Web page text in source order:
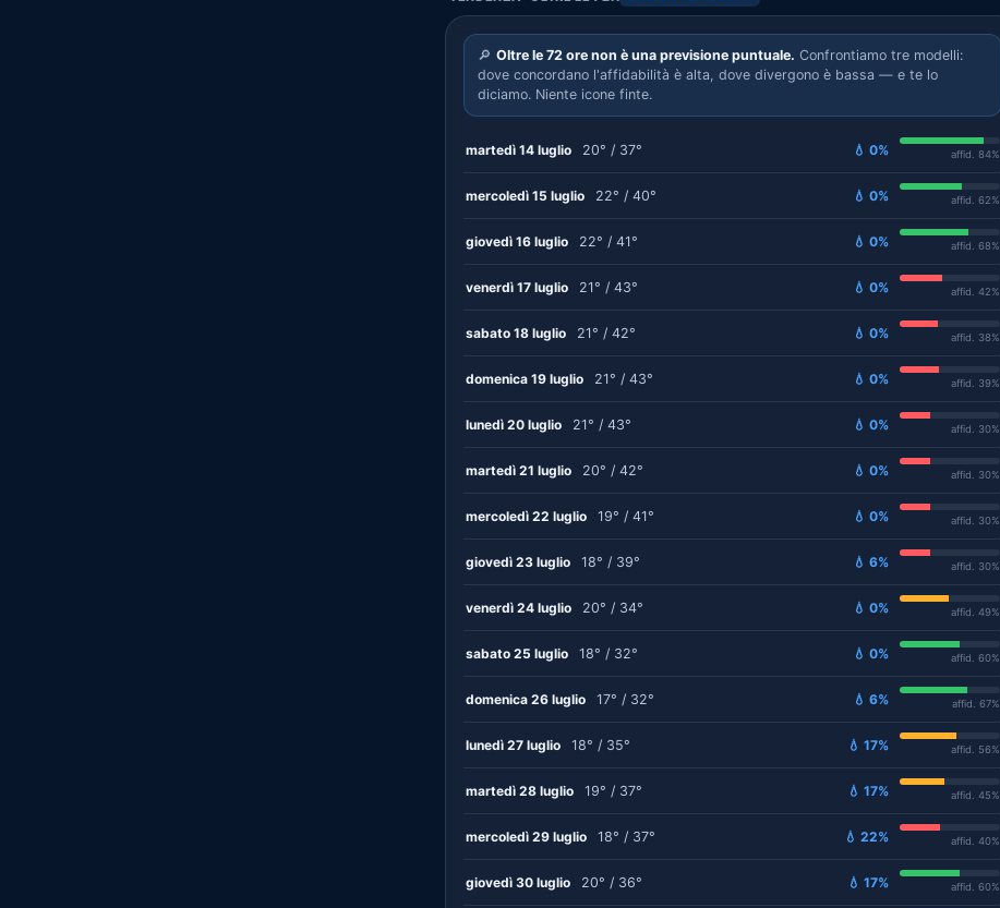
🔎 Oltre le 72 ore non è una previsione puntuale. Confrontiamo tre modelli:
dove concordano l'affidabilità è alta, dove divergono è bassa — e te lo
diciamo. Niente icone finte.
martedì 14 luglio 20° / 37° 💧 0% affid. 84%
mercoledì 15 luglio 22° / 40° 💧 0% affid. 62%
giovedì 16 luglio 22° / 41° 💧 0% affid. 68%
venerdì 17 luglio 21° / 43° 💧 0% affid. 42%
sabato 18 luglio 21° / 42° 💧 0% affid. 38%
domenica 19 luglio 21° / 43° 💧 0% affid. 39%
lunedì 20 luglio 21° / 43° 💧 0% affid. 30%
martedì 21 luglio 20° / 42° 💧 0% affid. 30%
mercoledì 22 luglio 19° / 41° 💧 0% affid. 30%
giovedì 23 luglio 18° / 39° 💧 6% affid. 30%
venerdì 24 luglio 20° / 34° 💧 0% affid. 49%
sabato 25 luglio 18° / 32° 💧 0% affid. 60%
domenica 26 luglio 17° / 32° 💧 6% affid. 67%
lunedì 27 luglio 18° / 35° 💧 17% affid. 56%
martedì 28 luglio 19° / 37° 💧 17% affid. 45%
mercoledì 29 luglio 18° / 37° 💧 22% affid. 40%
giovedì 30 luglio 20° / 36° 💧 17% affid. 60%